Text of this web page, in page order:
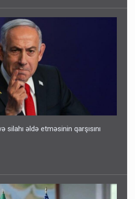
silahı əldə etməsinin qarşısını